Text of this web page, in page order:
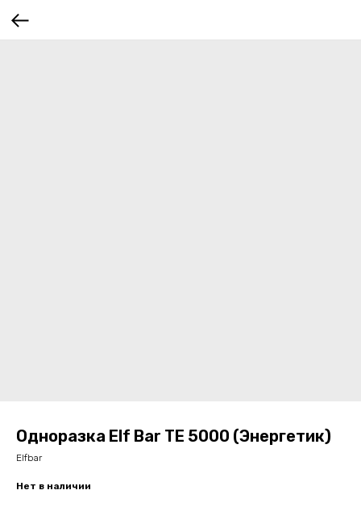
Одноразка Elf Bar TE 5000 (Энергетик)
Elfbar
Нет в наличии